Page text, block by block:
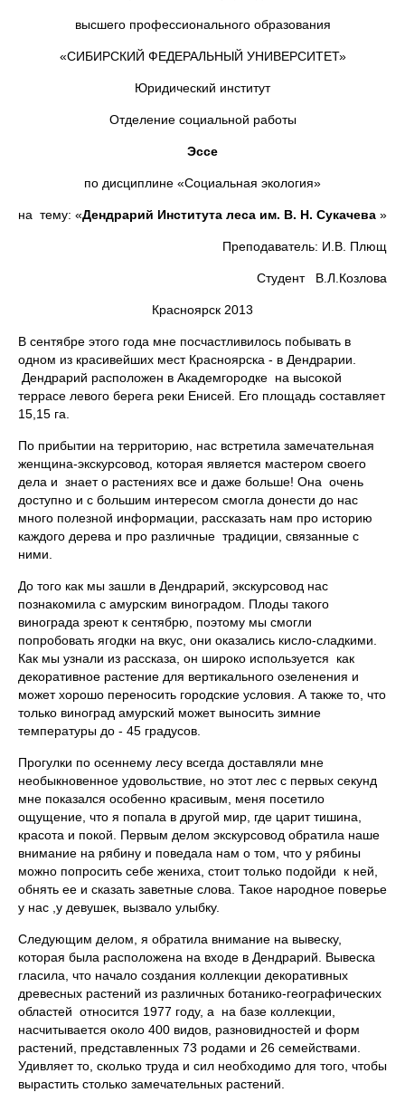
высшего профессионального образования
«СИБИРСКИЙ ФЕДЕРАЛЬНЫЙ УНИВЕРСИТЕТ»
Юридический институт
Отделение социальной работы
Эссе
по дисциплине «Социальная экология»
на тему: «Дендрарий Института леса им. В. Н. Сукачева »
Преподаватель: И.В. Плющ
Студент В.Л.Козлова
Красноярск 2013
В сентябре этого года мне посчастливилось побывать в
одном из красивейших мест Красноярска - в Дендрарии.
Дендрарий расположен в Академгородке на высокой
террасе левого берега реки Енисей. Его площадь составляет
15,15 га.
По прибытии на территорию, нас встретила замечательная
женщина-экскурсовод, которая является мастером своего
дела и знает о растениях все и даже больше! Она очень
доступно и с большим интересом смогла донести до нас
много полезной информации, рассказать нам про историю
каждого дерева и про различные традиции, связанные с
ними.
До того как мы зашли в Дендрарий, экскурсовод нас
познакомила с амурским виноградом. Плоды такого
винограда зреют к сентябрю, поэтому мы смогли
попробовать ягодки на вкус, они оказались кисло-сладкими.
Как мы узнали из рассказа, он широко используется как
декоративное растение для вертикального озеленения и
может хорошо переносить городские условия. А также то, что
только виноград амурский может выносить зимние
температуры до - 45 градусов.
Прогулки по осеннему лесу всегда доставляли мне
необыкновенное удовольствие, но этот лес с первых секунд
мне показался особенно красивым, меня посетило
ощущение, что я попала в другой мир, где царит тишина,
красота и покой. Первым делом экскурсовод обратила наше
внимание на рябину и поведала нам о том, что у рябины
можно попросить себе жениха, стоит только подойди к ней,
обнять ее и сказать заветные слова. Такое народное поверье
у нас ,у девушек, вызвало улыбку.
Следующим делом, я обратила внимание на вывеску,
которая была расположена на входе в Дендрарий. Вывеска
гласила, что начало создания коллекции декоративных
древесных растений из различных ботанико-географических
областей относится 1977 году, а на базе коллекции,
насчитывается около 400 видов, разновидностей и форм
растений, представленных 73 родами и 26 семействами.
Удивляет то, сколько труда и сил необходимо для того, чтобы
вырастить столько замечательных растений.